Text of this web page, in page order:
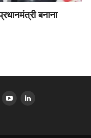
बनाना